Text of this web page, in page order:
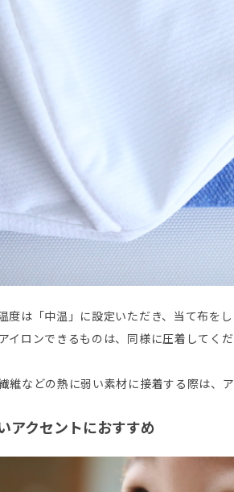
度は「中温」に設定いただき、当て布を
イロンできるものは、同様に圧着してくだ
維などの熱に弱い素材に接着する際は、
アクセントにおすすめ